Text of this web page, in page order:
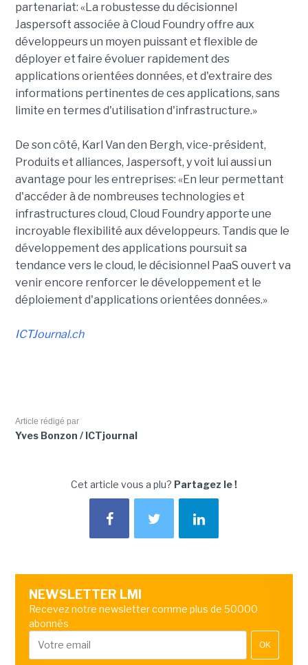
partenariat: «La robustesse du décisionnel
Jaspersoft associée à Cloud Foundry offre aux
développeurs un moyen puissant et flexible de
déployer et faire évoluer rapidement des
applications orientées données, et d'extraire des
informations pertinentes de ces applications, sans
limite en termes d'utilisation d'infrastructure.»
De son côté, Karl Van den Bergh, vice-président,
Produits et alliances, Jaspersoft, y voit lui aussi un
avantage pour les entreprises: «En leur permettant
d'accéder à de nombreuses technologies et
infrastructures cloud, Cloud Foundry apporte une
incroyable flexibilité aux développeurs. Tandis que le
développement des applications poursuit sa
tendance vers le cloud, le décisionnel PaaS ouvert va
venir encore renforcer le développement et le
déploiement d'applications orientées données.»
ICTJournal.ch
Article rédigé par
Yves Bonzon / ICTjournal
Cet article vous a plu? Partagez le !
NEWSLETTER LMI
Recevez notre newsletter comme plus de 50000
abonnés
OK